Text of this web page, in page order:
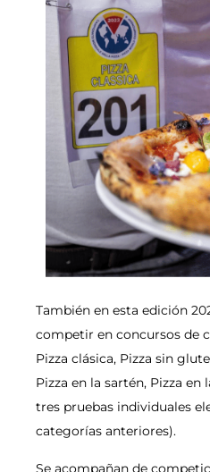
También en esta edición
competir en concursos de
Pizza clásica, Pizza sin
Pizza en la sartén, Pizza en
tres pruebas individuales
categorías anteriores).
Se acompañan de